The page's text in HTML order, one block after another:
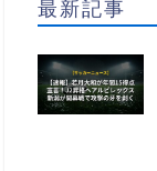
最新記事